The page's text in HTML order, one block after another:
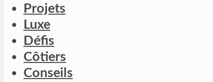
Projets
Luxe
Défis
Côtiers
Conseils